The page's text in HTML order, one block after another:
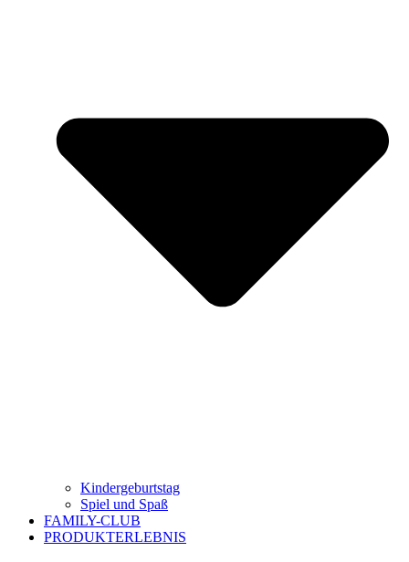
Kindergeburtstag
Spiel und Spaß
FAMILY-CLUB
PRODUKTERLEBNIS